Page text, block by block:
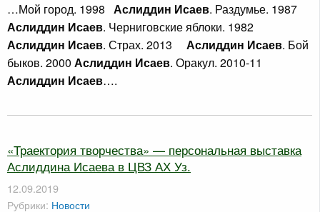
…Мой город. 1998 Аслиддин Исаев. Раздумье. 1987
Аслиддин Исаев. Черниговские яблоки. 1982
Аслиддин Исаев. Страх. 2013 Аслиддин Исаев. Бой
быков. 2000 Аслиддин Исаев. Оракул. 2010-11
Аслиддин Исаев….
«Траектория творчества» — персональная выставка
Аслиддина Исаева в ЦВЗ АХ Уз.
12.09.2019
Рубрики: Новости